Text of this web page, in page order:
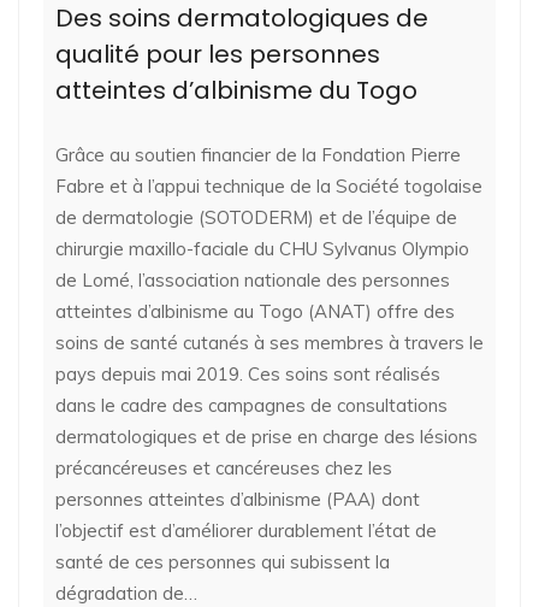
Des soins dermatologiques de
qualité pour les personnes
atteintes d’albinisme du Togo
Grâce au soutien financier de la Fondation Pierre
Fabre et à l’appui technique de la Société togolaise
de dermatologie (SOTODERM) et de l’équipe de
chirurgie maxillo-faciale du CHU Sylvanus Olympio
de Lomé, l’association nationale des personnes
atteintes d’albinisme au Togo (ANAT) offre des
soins de santé cutanés à ses membres à travers le
pays depuis mai 2019. Ces soins sont réalisés
dans le cadre des campagnes de consultations
dermatologiques et de prise en charge des lésions
précancéreuses et cancéreuses chez les
personnes atteintes d’albinisme (PAA) dont
l’objectif est d’améliorer durablement l’état de
santé de ces personnes qui subissent la
dégradation de…